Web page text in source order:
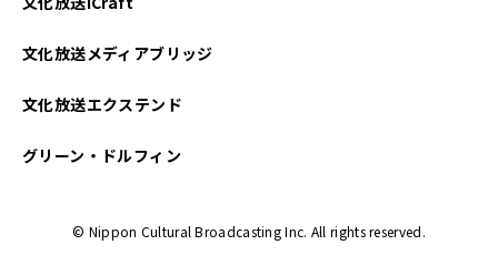
文化放送メディアブリッジ
文化放送エクステンド
グリーン・ドルフィン
© Nippon Cultural Broadcasting Inc. All rights reserved.